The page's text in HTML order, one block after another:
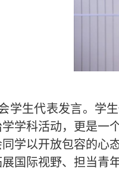
学生代表发言。学
学科活动，更是一
学以开放包容的心
国际视野、担当青年